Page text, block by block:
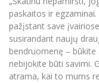
paskaitos ir
pažįstant save
susirandant naujų
bendruomenę –
nebijokite būti savimi.
atrama, kai to mums